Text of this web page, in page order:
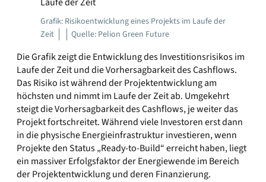
Grafik: Risikoentwicklung eines Projekts im Laufe der
Zeit
Quelle: Pelion Green Future
Die Grafik zeigt die Entwicklung des Investitionsrisikos im
Laufe der Zeit und die Vorhersagbarkeit des Cashflows.
Das Risiko ist während der Projektentwicklung am
höchsten und nimmt im Laufe der Zeit ab. Umgekehrt
steigt die Vorhersagbarkeit des Cashflows, je weiter das
Projekt fortschreitet. Während viele Investoren erst dann
in die physische Energieinfrastruktur investieren, wenn
Projekte den Status „Ready-to-Build“ erreicht haben, liegt
ein massiver Erfolgsfaktor der Energiewende im Bereich
der Projektentwicklung und deren Finanzierung.